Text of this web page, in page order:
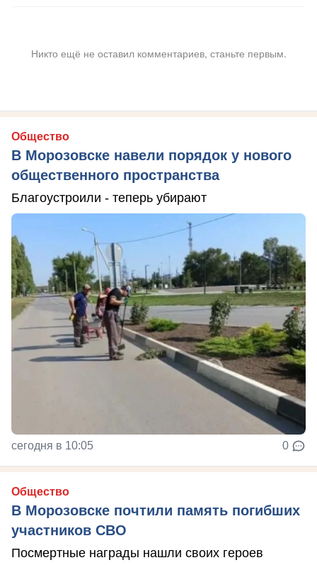
Никто ещё не оставил комментариев, станьте первым.
Общество
В Морозовске навели порядок у нового
общественного пространства
Благоустроили - теперь убирают
сегодня в 10:05 0
Общество
В Морозовске почтили память погибших
участников СВО
Посмертные награды нашли своих героев